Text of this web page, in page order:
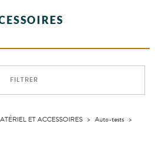
FILTRER
ET ACCESSOIRES > Auto-tests >